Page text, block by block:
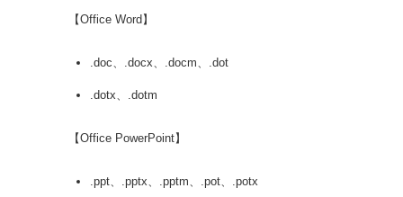
【Office Word】
.doc、.docx、.docm、.dot
.dotx、.dotm
【Office PowerPoint】
.ppt、.pptx、.pptm、.pot、.potx